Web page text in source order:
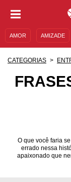
AMOR AMIZADE
CATEGORIAS
O que você faria
errado nessa
apaixonado que